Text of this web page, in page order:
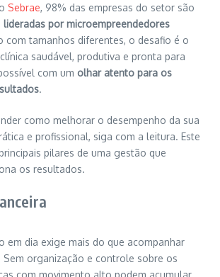
Sebrae, 98% das empresas do setor são
lideradas por microempreendedores
com tamanhos diferentes, o desafio é o
saudável, produtiva e pronta para
com um olhar atento para os
.
como melhorar o desempenho da sua
e profissional, siga com a leitura. Este
pilares de uma gestão que
os resultados.
em dia exige mais do que acompanhar
Sem organização e controle sobre os
com movimento alto podem acumular